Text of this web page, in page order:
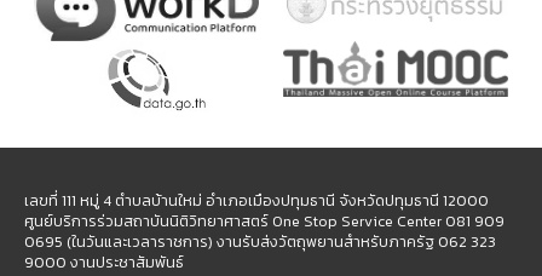
เลขที่ 111 หมู่ 4 ตำบลบ้านใหม่ อำเภอเมืองปทุมธานี จังหวัดปทุมธานี 12000
ศูนย์บริการร่วมสถาบันนิติวิทยาศาสตร์ One Stop Service Center 081 909
0695 (ในวันและเวลาราชการ) งานรับส่งวัตถุพยานสำหรับภาครัฐ 062 323
9000 งานประชาสัมพันธ์